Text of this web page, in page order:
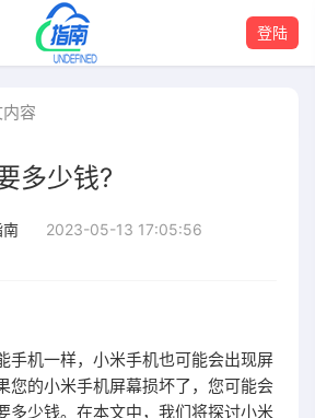
登陆
容
多少钱?
南
2023-05-13 17:05:56
机一样，小米手机也可能会出现屏
您的小米手机屏幕损坏了，您可能会
多少钱。在本文中，我们将探讨小米